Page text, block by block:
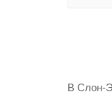
В Слон-